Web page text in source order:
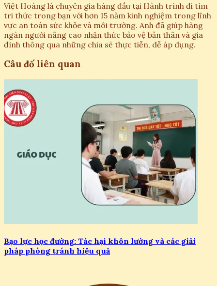
Việt Hoàng là chuyên gia hàng đầu tại Hành trình đi tìm
tri thức trong bạn với hơn 15 năm kinh nghiệm trong lĩnh
vực an toàn sức khỏe và môi trường. Anh đã giúp hàng
ngàn người nâng cao nhận thức bảo vệ bản thân và gia
đình thông qua những chia sẻ thực tiễn, dễ áp dụng.
Câu đố liên quan
Bạo lực học đường: Tác hại khôn lường và các giải
pháp phòng tránh hiệu quả